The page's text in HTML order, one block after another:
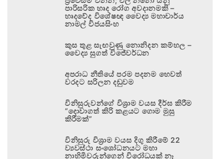
පාරිසරික හෘද රෝග අවදානමකි –
හෘදවේද විශේෂඥ වෛද්‍ය මහාචාර්ය
නාමල් විජයසිංහ
කුස තුළ සැඟවුණු නොනිදන කම්හල –
වෛද්‍ය සුගත් විජේවර්ධන
අපරාධ නීතියේ පරම පදනම හෙවත්
වරදට සරිලන දඬුවම
විනිසුරුවන්ගේ විශ්‍රාම වයස දීර්ඝ කිරීම
“දොවාගත් කිරි කළයට ගොම මුසු
කිරීමක්”
විනිසුරු විශ්‍රාම වයස දිගු කිරීමේ 22
ව්‍යවස්ථා සංශෝධනයට මහා
නාහිමිවරුන්ගෙන් විරෝධයක් නෑ